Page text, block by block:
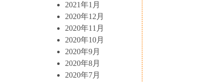
2021年1月
2020年12月
2020年11月
2020年10月
2020年9月
2020年8月
2020年7月